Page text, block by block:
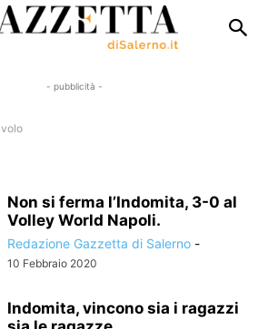
- pubblicità -
Non si ferma l’Indomita, 3-0 al
Volley World Napoli.
Redazione Gazzetta di Salerno -
10 Febbraio 2020
Indomita, vincono sia i ragazzi